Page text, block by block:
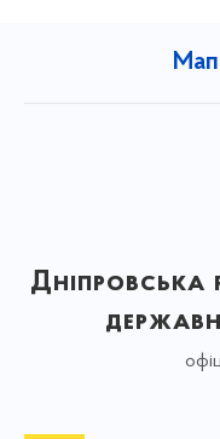
Дніпровська